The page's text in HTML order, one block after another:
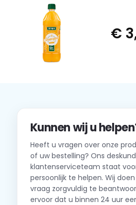
€
Kunnen wij u
Heeft u vragen over onze
of uw bestelling? Ons
klantenserviceteam staat
persoonlijk te helpen. Wij
vraag zorgvuldig te
ervoor dat u binnen 24 uur